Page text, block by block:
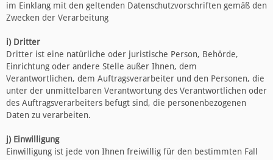
im Einklang mit den geltenden Datenschutzvorschriften gemäß den
Zwecken der Verarbeitung
i) Dritter
Dritter ist eine natürliche oder juristische Person, Behörde,
Einrichtung oder andere Stelle außer Ihnen, dem
Verantwortlichen, dem Auftragsverarbeiter und den Personen, die
unter der unmittelbaren Verantwortung des Verantwortlichen oder
des Auftragsverarbeiters befugt sind, die personenbezogenen
Daten zu verarbeiten.
j) Einwilligung
Einwilligung ist jede von Ihnen freiwillig für den bestimmten Fall